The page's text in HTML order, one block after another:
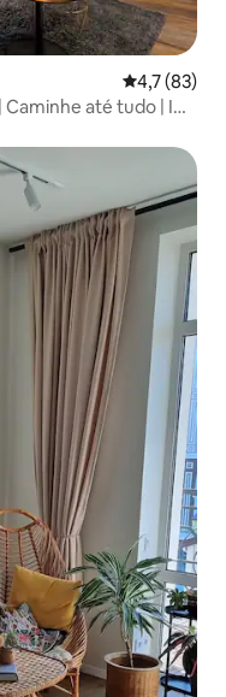
4,7 de uma
4,7 (83)
Caminhe até tudo | ID